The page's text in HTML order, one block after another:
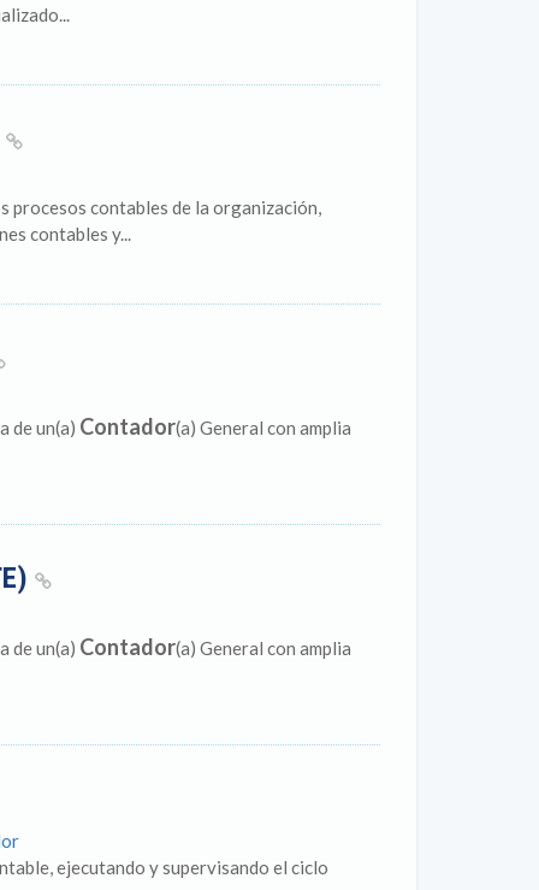
contables de la organización,
contables y...
de un(a) Contador(a) General con amplia
de un(a) Contador(a) General con amplia
ejecutando y supervisando el ciclo